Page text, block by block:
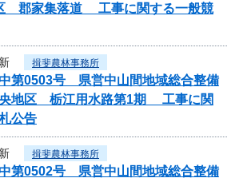
郡家集落道 工事に関する一般競
揖斐農林事務所
中第0503号 県営中山間地域総合整備
地区 栃江用水路第1期 工事に関
公告
揖斐農林事務所
中第0502号 県営中山間地域総合整備